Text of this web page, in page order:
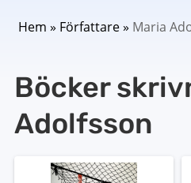
Hem » Författare» Maria
Böcker
Adolfsson